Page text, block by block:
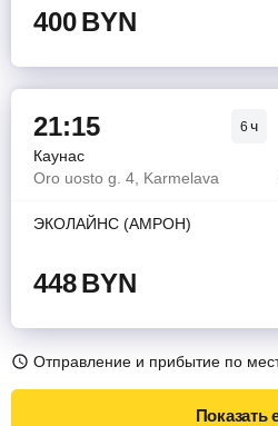
400BYN
21:15 6ч
Каунас
Oro uosto g. 4, Karmelava
ЭКОЛАЙНС (АМРОН)
448BYN
Отправление и прибытие по
Показать